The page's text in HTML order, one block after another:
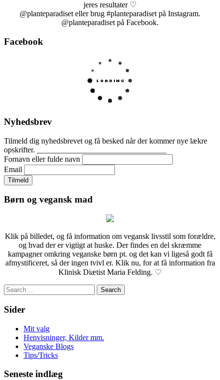
jeres resultater ♡
@planteparadiset eller brug #planteparadiset på Instagram.
@planteparadiset på Facebook.
Facebook
Nyhedsbrev
Tilmeld dig nyhedsbrevet og få besked når der kommer nye lækre
opskrifter. _________________________________
Fornavn eller fulde navn
Email
Børn og vegansk mad
Klik på billedet, og få information om vegansk livsstil som forældre,
og hvad der er vigtigt at huske. Der findes en del skræmme
kampagner omkring veganske børn pt. og det kan vi ligeså godt få
afmystificeret, så der ingen tvivl er. Klik nu, for at få information fra
Klinisk Diætist Maria Felding. ♡
Search
for:
Sider
Mit valg
Henvisninger, Kilder mm.
Veganske Blogs
Tips/Tricks
Seneste indlæg